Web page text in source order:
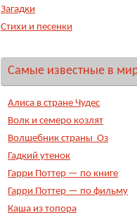
Загадки
Стихи и песенки
Самые известные в
Алиса в стране Чудес
Волк и семеро козлят
Волшебник страны Оз
Гадкий утенок
Гарри Поттер — по книге
Гарри Поттер — по фильму
Каша из топора